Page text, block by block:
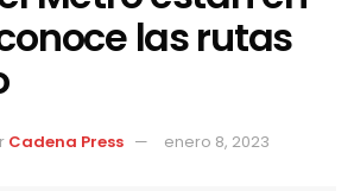
las rutas
Cadena Press enero 8, 2023